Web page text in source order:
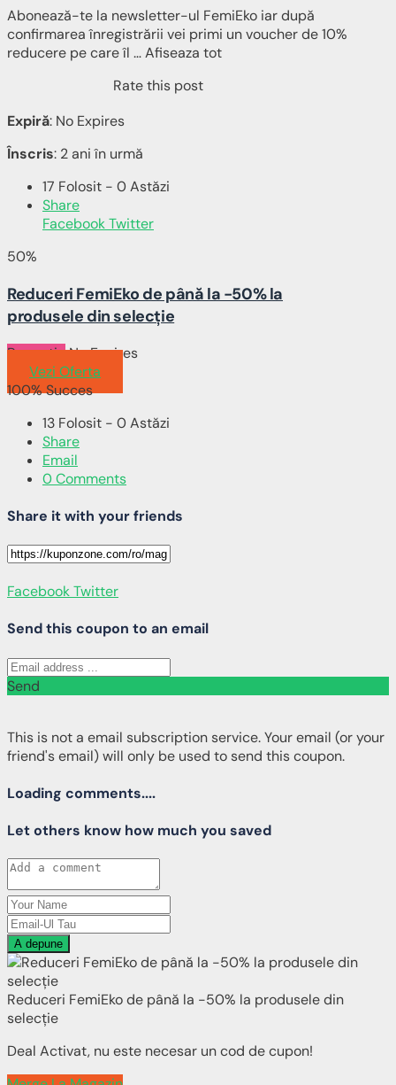
Abonează-te la newsletter-ul FemiEko iar după
confirmarea înregistrării vei primi un voucher de 10%
reducere pe care îl … Afiseaza tot
Rate this post
Expiră: No Expires
Înscris: 2 ani în urmă
17 Folosit - 0 Astăzi
Share
FacebookTwitter
50%
Reduceri FemiEko de până la -50% la
produsele din selecție
PromotieNo Expires
Vezi Oferta
100% Succes
13 Folosit - 0 Astăzi
Share
Email
0 Comments
Share it with your friends
FacebookTwitter
Send this coupon to an email
Send
This is not a email subscription service. Your email (or your
friend's email) will only be used to send this coupon.
Loading comments....
Let others know how much you saved
A depune
Reduceri FemiEko de până la -50% la produsele din
selecție
Deal Activat, nu este necesar un cod de cupon!